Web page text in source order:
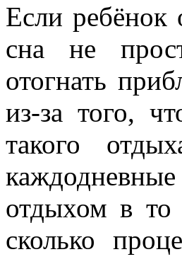
Если ребёнок
сна не
отогнать
из-за того,
такого
отдыхом в то
сколько